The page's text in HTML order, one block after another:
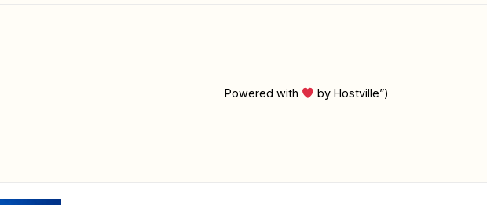
Powered with by Hostville”)